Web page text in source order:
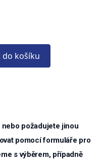
do košíku
požadujete jinou
pomocí formuláře pro
s výběrem, případně